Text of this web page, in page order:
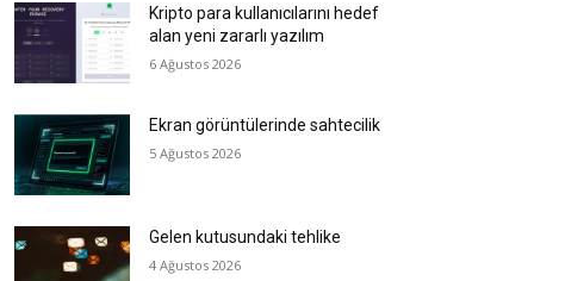
Kripto para kullanıcılarını hedef
alan yeni zararlı yazılım
6 Ağustos 2026
Ekran görüntülerinde sahtecilik
5 Ağustos 2026
Gelen kutusundaki tehlike
4 Ağustos 2026